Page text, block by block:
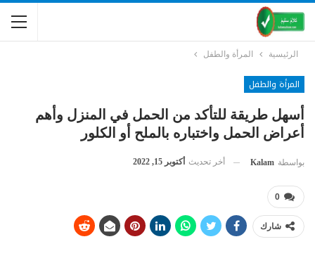
الرئيسية المرأة والطفل
المرأة والطفل
أسهل طريقة للتأكد من الحمل في المنزل وأهم
أعراض الحمل واختباره بالملح أو الكلور
بواسطة Kalam أخر تحديث أكتوبر 15, 2022
0
شارك